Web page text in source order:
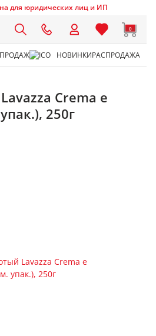
для юридических лиц и ИП
0
НОВИНКИРАСПРОДАЖА
Crema e
250г